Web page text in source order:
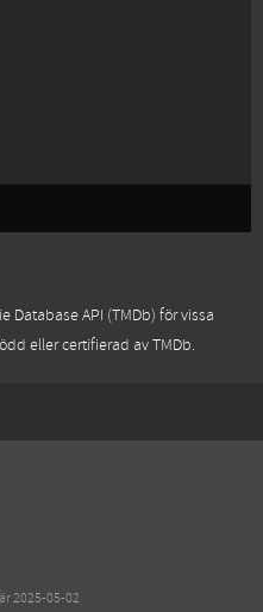
Database API (TMDb) för vissa
eller certifierad av TMDb.
2025-05-02